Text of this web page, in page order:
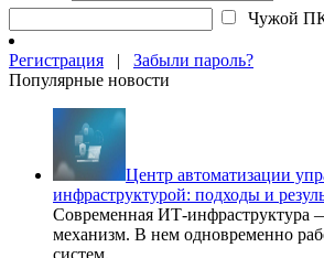
Чужой
Регистрация | Забыли пароль?
Популярные новости
Центр автоматизации
инфраструктурой: подходы и
Современная ИТ-инфраструктура
механизм. В нем одновременно
систем,